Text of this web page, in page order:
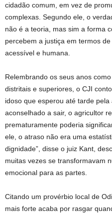
cidadão comum, em vez de
complexas. Segundo ele, o
não é a teoria, mas sim a forma
percebem a justiça em termos
acessível e humana.
Relembrando os seus anos
distritais e superiores, o CJI
idoso que esperou até tarde
aconselhado a sair, o agricultor
prematuramente poderia
ele, o atraso não era uma
dignidade”, disse o juiz Kant,
muitas vezes se transformavam
emocional para as partes.
Citando um provérbio local de
mais forte acaba por rasgar